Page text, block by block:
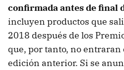
confirmada antes de final
incluyen productos que
2018 después de los
que, por tanto, no
edición anterior. Si se